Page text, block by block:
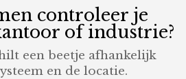
controleer je
of industrie?
een beetje afhankelijk
en de locatie.